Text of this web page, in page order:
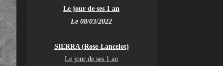
Le jour de ses 1 an
Le 08/03/2022
SIERRA (Rose-Lancelot)
Le jour de ses 1 an